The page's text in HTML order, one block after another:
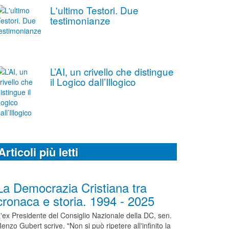
L'ultimo Testori. Due
testimonianze
L’AI, un crivello che distingue
il Logico dall’Illogico
più letti
Democrazia Cristiana tra
e storia. 1994 - 2025
Presidente del Consiglio Nazionale della DC, sen.
Gubert scrive. "Non si può ripetere all'infinito la